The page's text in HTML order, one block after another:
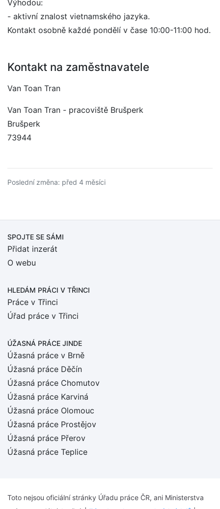
Výhodou:
- aktivní znalost vietnamského jazyka.
Kontakt osobně každé pondělí v čase 10:00-11:00 hod.
Kontakt na zaměstnavatele
Van Toan Tran
Van Toan Tran - pracoviště Brušperk
Brušperk
73944
Poslední změna: před 4 měsíci
SPOJTE SE SÁMI
Přidat inzerát
O webu
HLEDÁM PRÁCI V TŘINCI
Práce v Třinci
Úřad práce v Třinci
ÚŽASNÁ PRÁCE JINDE
Úžasná práce v Brně
Úžasná práce Děčín
Úžasná práce Chomutov
Úžasná práce Karviná
Úžasná práce Olomouc
Úžasná práce Prostějov
Úžasná práce Přerov
Úžasná práce Teplice
Toto nejsou oficiální stránky Úřadu práce ČR, ani Ministerstva